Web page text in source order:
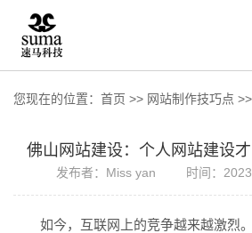
您现在的位置： 首页 >> 网站制作技巧点 >>
佛山网站建设：个人网站建设
发布者：Miss yan 时间：
如今，互联网上的竞争越来越激烈